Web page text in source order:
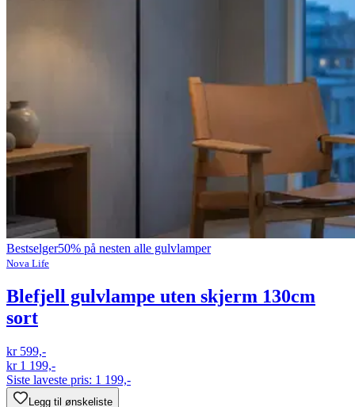
Bestselger50% på nesten alle gulvlamper
Nova Life
Blefjell gulvlampe uten skjerm 130cm
sort
kr 599,-
kr 1 199,-
Siste laveste pris: 1 199,-
Legg til ønskeliste